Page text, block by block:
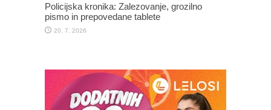
Policijska kronika: Zalezovanje, grozilno
pismo in prepovedane tablete
20. 7. 2026